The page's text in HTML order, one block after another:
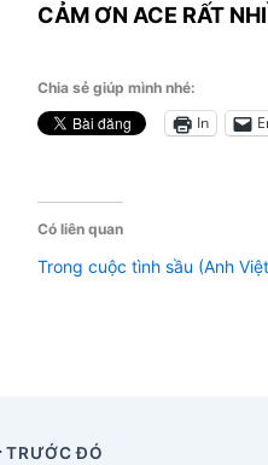
CẢM ƠN ACE RẤT
Chia sẻ giúp mình nhé:
In
Có liên quan
Trong cuộc tình sầu (Anh
TRƯỚC ĐÓ